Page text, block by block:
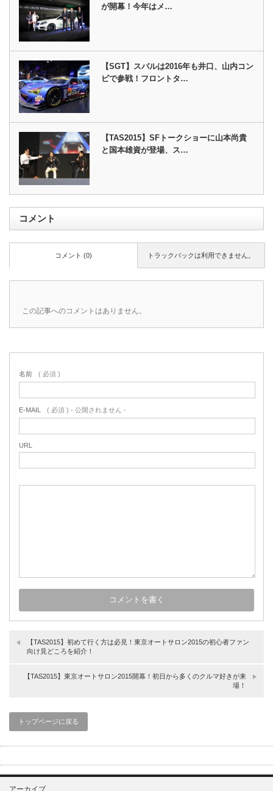
が開幕！今年はメ…
【SGT】スバルは2016年も井口、山内コン
ビで参戦！フロントタ…
【TAS2015】SFトークショーに山本尚貴
と国本雄資が登場、ス…
コメント
トラックバックは利用できません。
コメント (0)
この記事へのコメントはありません。
名前 ( 必須 )
E-MAIL ( 必須 ) - 公開されません -
URL
【TAS2015】初めて行く方は必見！東京オートサロン2015の初心者ファン
向け見どころを紹介！
【TAS2015】東京オートサロン2015開幕！初日から多くのクルマ好きが来
場！
トップページに戻る
アーカイブ